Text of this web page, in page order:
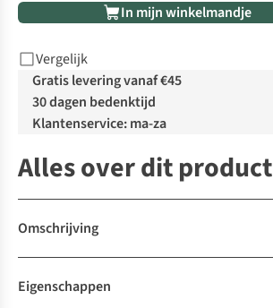
In mijn winkelmandje
Vergelijk
Gratis levering vanaf €45
30 dagen bedenktijd
Klantenservice: ma-za
Alles over dit product
Omschrijving
Eigenschappen